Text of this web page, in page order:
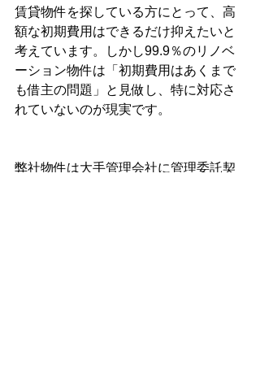
賃貸物件を探している方にとって、高
額な初期費用はできるだけ抑えたいと
考えています。しかし99.9％のリノベ
ーション物件は「初期費用はあくまで
も借主の問題」と見做し、特に対応さ
れていないのが現実です。
弊社物件は大手管理会社に管理委託契